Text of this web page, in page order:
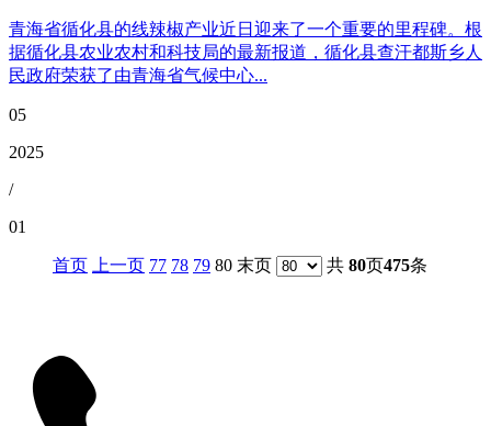
青海省循化县的线辣椒产业近日迎来了一个重要的里程碑。根
据循化县农业农村和科技局的最新报道，循化县查汗都斯乡人
民政府荣获了由青海省气候中心...
05
2025
/
01
首页 上一页 77 78 79 80 末页 共 80页475条